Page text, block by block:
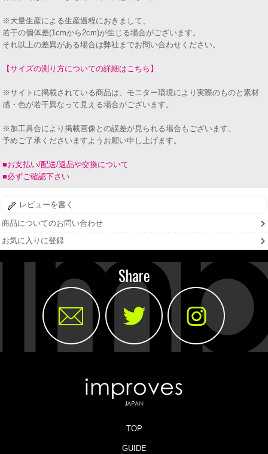
※大量生産による生産過程におきまして、
若干の個体差(1cmから2cm)が生じる場合がございます。
それ以上の差異がある場合は弊社までお問い合わせください。
【サイズの測り方についての詳細はこちら】
※サイトに掲載されている商品は、モニター環境により実際のものと素材
感・色が若干異なって見える場合がございます。
※加工具合により掲載画像との誤差が見られる場合もございます。
予めご了承くださいますようお願い申し上げます。
■お支払い/配送/返品や交換について
■必ずご確認下さい
レビューを書く
商品についてのお問い合わせ
お気に入りに登録
Share
TOP
GUIDE